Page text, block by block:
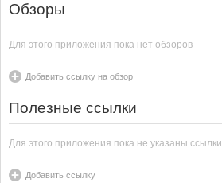
Обзоры
Для этого приложения пока нет обзоров
Добавить ссылку на обзор
Полезные ссылки
Для этого приложения пока не указаны ссылки
Добавить ссылку